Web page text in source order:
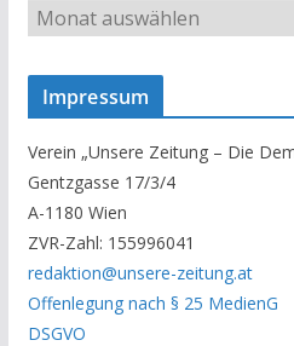
U
n
s
A
r
c
h
i
v
Impressum
Verein „Unsere Zeitung – Die
Gentzgasse 17/3/4
A-1180 Wien
ZVR-Zahl: 155996041
redaktion@unsere-zeitung.at
Offenlegung nach § 25 MedienG
DSGVO